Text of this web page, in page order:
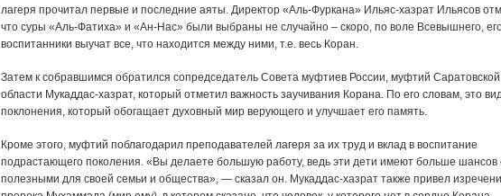
лагеря прочитал первые и последние аяты. Директор «Аль-Фуркана» Ильяс-хазрат Ильясов
что суры «Аль-Фатиха» и «Ан-Нас» были выбраны не случайно – скоро, по воле Всевышнего,
воспитанники выучат все, что находится между ними, т.е. весь Коран.
Затем к собравшимся обратился сопредседатель Совета муфтиев России, муфтий Саратовской
области Мукаддас-хазрат, который отметил важность заучивания Корана. По его словам, это
поклонения, который обогащает духовный мир верующего и улучшает его память.
Кроме этого, муфтий поблагодарил преподавателей лагеря за их труд и вклад в воспитание
подрастающего поколения. «Вы делаете большую работу, ведь эти дети имеют больше шансов
полезными для своей семьи и общества», — сказал он. Мукаддас-хазрат также привел